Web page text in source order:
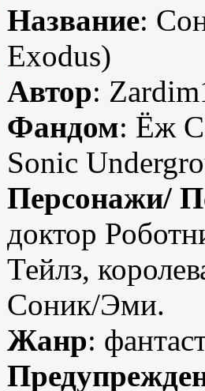
Название:
Exodus)
Автор:
Фандом: Ёж
Sonic
Персонажи/
доктор
Тейлз,
Соник/Эми.
Жанр: